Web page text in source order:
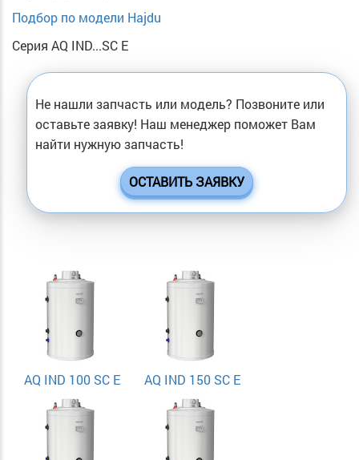
Подбор по модели Hajdu
Серия AQ IND...SC E
Не нашли запчасть или модель? Позвоните или
оставьте заявку! Наш менеджер поможет Вам
найти нужную запчасть!
ОСТАВИТЬ ЗАЯВКУ
AQ IND 100 SC E AQ IND 150 SC E